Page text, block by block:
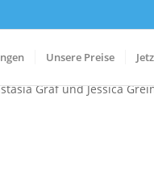
Unsere Preise